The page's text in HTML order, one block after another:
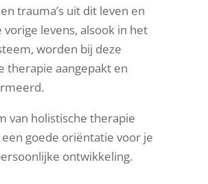
trauma’s uit dit leven en
vorige levens, alsook in het
worden bij deze
therapie aangepakt en
van holistische therapie
goede oriëntatie voor je
ontwikkeling.